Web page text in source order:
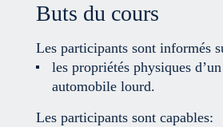
Buts du cours
Les participants sont informés
les propriétés physiques
automobile lourd.
Les participants sont capables: